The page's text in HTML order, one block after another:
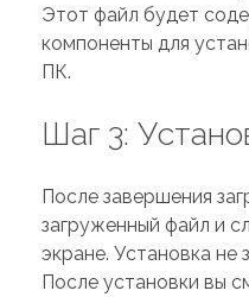
Этот файл будет
компоненты для
ПК.
Шаг 3:
После завершения
загруженный файл и
экране. Установка не
После установки вы